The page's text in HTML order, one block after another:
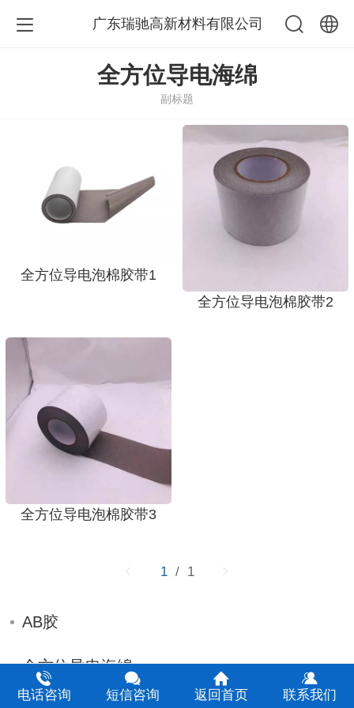
广东瑞驰高新材料有限公司
中文
全方位导电海绵
副标题
全方位导电泡棉胶带1
全方位导电泡棉胶带2
全方位导电泡棉胶带3
1 / 1
AB胶
全方位导电海绵
电话咨询 短信咨询 返回首页 联系我们